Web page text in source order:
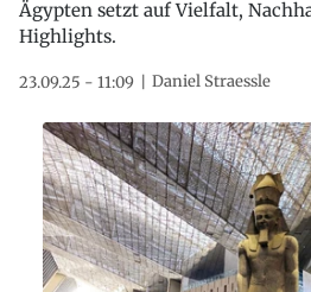
Ägypten setzt auf Vielfalt,
Highlights.
23.09.25 - 11:09 Daniel Straessle